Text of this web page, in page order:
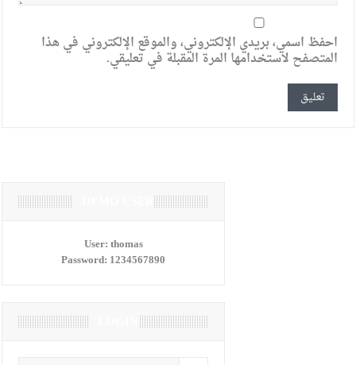
احفظ اسمي، بريدي الإلكتروني، والموقع الإلكتروني في هذا
المتصفح لاستخدامها المرة المقبلة في تعليقي.
User:thomas
Password: 1234567890